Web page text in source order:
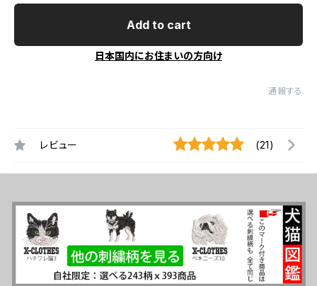
Add to cart
日本国内にお住まいの方向け
通報する
レビュー (21)